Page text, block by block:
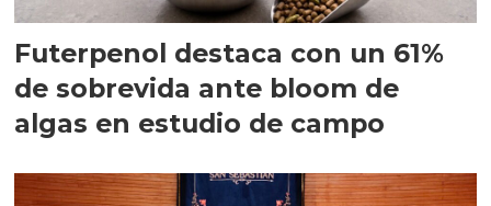
Futerpenol destaca con un 61%
de sobrevida ante bloom de
algas en estudio de campo